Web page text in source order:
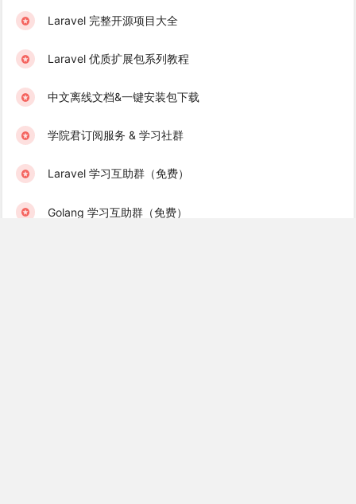
Laravel 完整开源项目大全
Laravel 优质扩展包系列教程
中文离线文档&一键安装包下载
学院君订阅服务 & 学习社群
Laravel 学习互助群（免费）
Golang 学习互助群（免费）